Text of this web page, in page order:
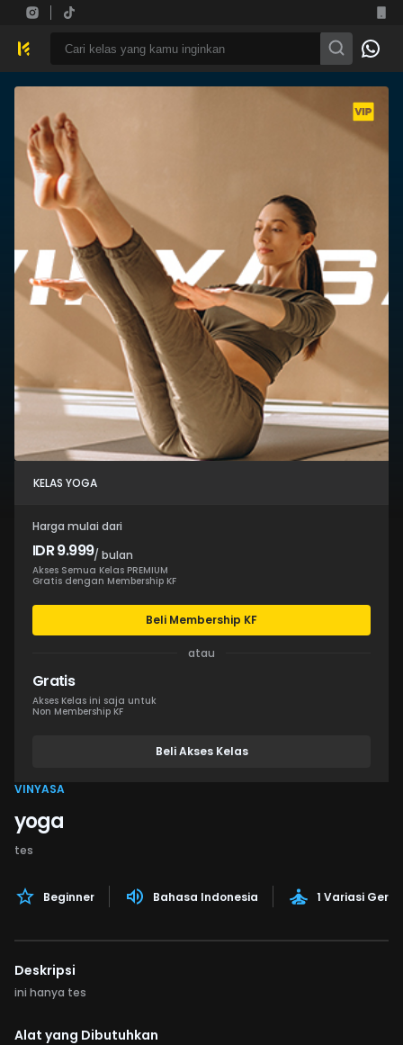
KELAS YOGA
Harga mulai dari
IDR 9.999/ bulan
Akses Semua Kelas PREMIUM
Gratis dengan Membership KF
Beli Membership KF
atau
Gratis
Akses Kelas ini saja untuk
Non Membership KF
Beli Akses Kelas
VINYASA
yoga
tes
Beginner Bahasa Indonesia 1 Variasi
Deskripsi
ini hanya tes
Alat yang Dibutuhkan